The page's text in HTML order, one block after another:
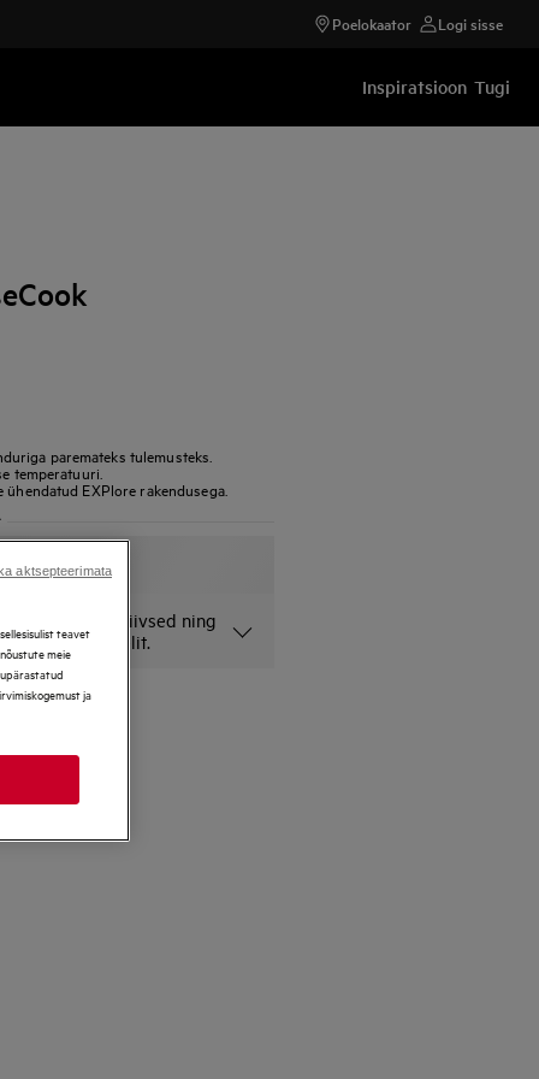
Poelokaator Logi sisse
Inspiratsioon Tugi
paremateks tulemusteks.
temperatuuri.
EXPlore rakendusega.
on illustratiivsed ning
mudelit.
teavet
meie
ja
aktsepteerimata